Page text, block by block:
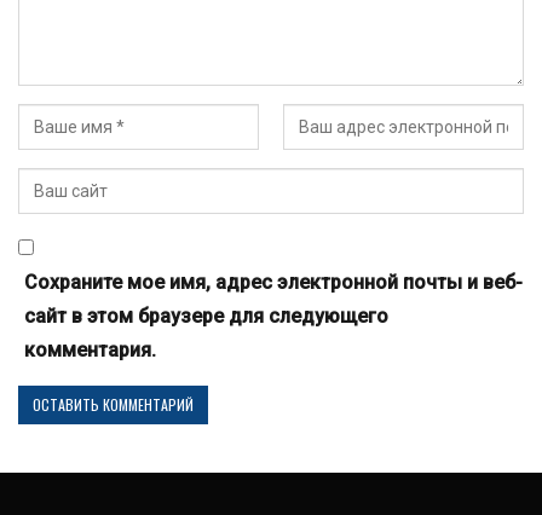
Сохраните мое имя, адрес электронной почты и веб-
сайт в этом браузере для следующего
комментария.